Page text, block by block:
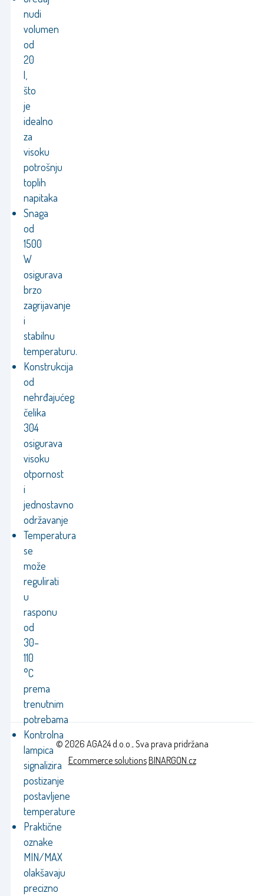
nudi
volumen
od
20
l,
što
je
idealno
za
visoku
potrošnju
toplih
napitaka
Snaga
od
1500
W
osigurava
brzo
zagrijavanje
i
stabilnu
temperaturu.
Konstrukcija
od
nehrđajućeg
čelika
304
osigurava
visoku
otpornost
i
jednostavno
održavanje
Temperatura
se
može
regulirati
u
rasponu
od
30–
110
°C
prema
trenutnim
potrebama
Kontrolna
lampica
signalizira
postizanje
postavljene
temperature
Praktične
oznake
MIN/MAX
olakšavaju
precizno
© 2026 AGA24 d.o.o., Sva prava pridržana
Ecommerce solutionsBINARGON.cz